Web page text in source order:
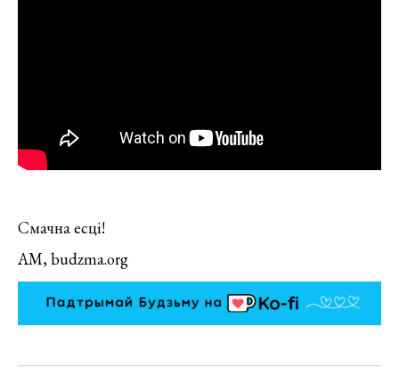
Смачна есці!
АМ, budzma.org